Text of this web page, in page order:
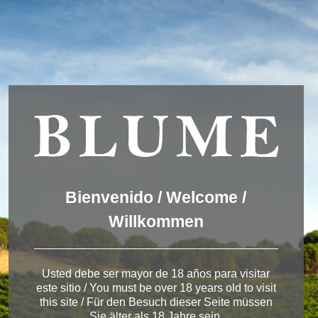
DEUTSCH
ESPAÑOL
< Bodega de Toro
Wir verwenden Cookies, um dir die bestmögliche Erfahrung auf
unserer Website zu bieten.
You can find out more about which cookies we are using or
Bienvenido / Welcome /
Willkommen
Usted debe ser mayor de 18 años para visitar
este sitio / You must be over 18 years old to visit
this site / Für den Besuch dieser Seite müssen